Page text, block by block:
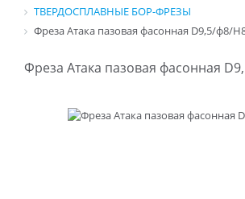
ТВЕРДОСПЛАВНЫЕ БОР-ФРЕЗЫ
Фреза Атака пазовая фасонная D9,5/ф8/
Фреза Атака пазовая фасонная